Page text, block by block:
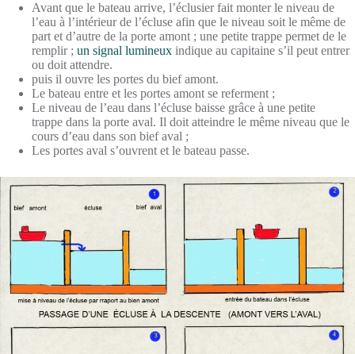
Avant que le bateau arrive, l’éclusier fait monter le niveau de
l’eau à l’intérieur de l’écluse afin que le niveau soit le même de
part et d’autre de la porte amont ; une petite trappe permet de le
remplir ; un signal lumineux indique au capitaine s’il peut entrer
ou doit attendre.
puis il ouvre les portes du bief amont.
Le bateau entre et les portes amont se referment ;
Le niveau de l’eau dans l’écluse baisse grâce à une petite
trappe dans la porte aval. Il doit atteindre le même niveau que le
cours d’eau dans son bief aval ;
Les portes aval s’ouvrent et le bateau passe.